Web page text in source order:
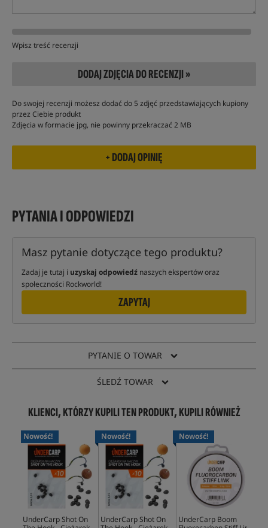
Wpisz treść recenzji
DODAJ ZDJĘCIA DO RECENZJI »
Do swojej recenzji możesz dodać do 5 zdjęć przedstawiających kupiony
przez Ciebie produkt
Zdjęcia w formacie jpg, nie powinny przekraczać 2 MB
PYTANIA I ODPOWIEDZI
Masz pytanie dotyczące tego produktu?
Zadaj je tutaj i uzyskaj odpowiedź naszych ekspertów oraz
społeczności Rockworld!
ZAPYTAJ
PYTANIE O TOWAR
ŚLEDŹ TOWAR
KLIENCI, KTÓRZY KUPILI TEN PRODUKT, KUPILI RÓWNIEŻ
Nowość!
UnderCarp Shot On
Nowość!
UnderCarp Shot On
Nowość!
UnderCarp Boom